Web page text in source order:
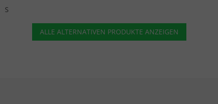
S
ALLE ALTERNATIVEN PRODUKTE ANZEIGEN